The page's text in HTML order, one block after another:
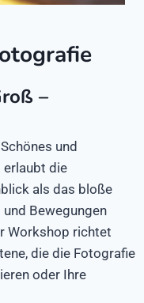
–
und
erlaubt die
als das bloße
Bewegungen
Workshop richtet
die die Fotografie
oder Ihre